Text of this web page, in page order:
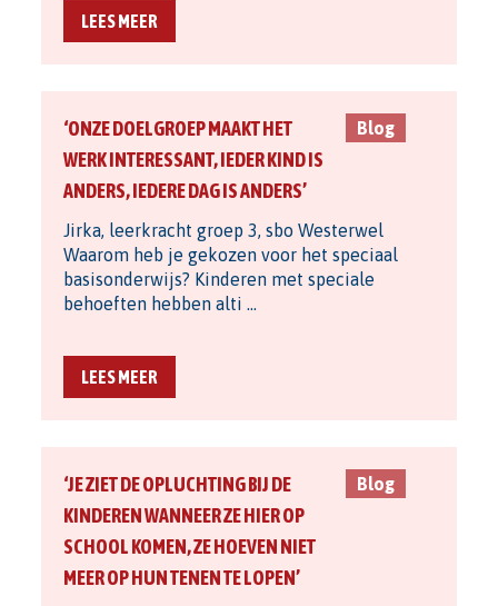
LEES MEER
‘ONZE DOELGROEP MAAKT HET
WERK INTERESSANT, IEDER KIND IS
ANDERS, IEDERE DAG IS ANDERS’
Blog
Jirka, leerkracht groep 3, sbo Westerwel
Waarom heb je gekozen voor het speciaal
basisonderwijs? Kinderen met speciale
behoeften hebben alti …
LEES MEER
‘JE ZIET DE OPLUCHTING BIJ DE
KINDEREN WANNEER ZE HIER OP
SCHOOL KOMEN, ZE HOEVEN NIET
MEER OP HUN TENEN TE LOPEN’
Blog